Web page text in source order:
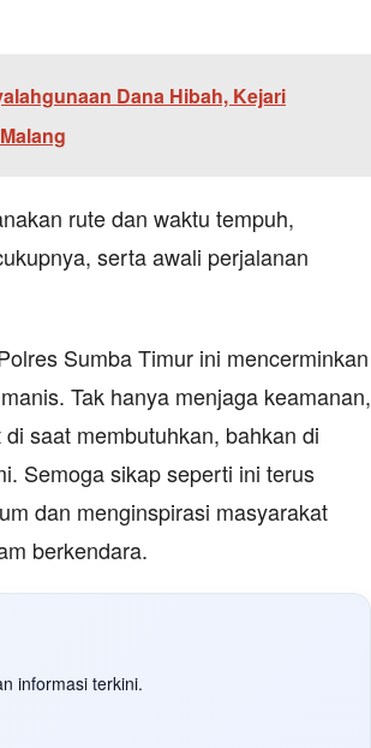
Dana Hibah, Kejari
rute dan waktu tempuh,
serta awali perjalanan
Sumba Timur ini mencerminkan
Tak hanya menjaga keamanan,
saat membutuhkan, bahkan di
Semoga sikap seperti ini terus
dan menginspirasi masyarakat
berkendara.
informasi terkini.